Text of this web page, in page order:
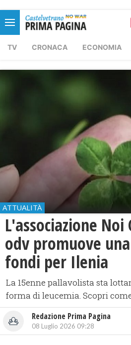
TV CRONACA ECONOMIA
ATTUALITÀ
L'associazione
odv promuove
fondi per Ilenia
La 15enne pallavolista sta
forma di leucemia. Scopri
Redazione Prima Pagina
08 Luglio 2026 09:28